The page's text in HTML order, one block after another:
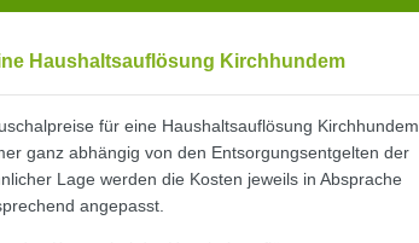
Haushaltsauflösung Kirchhundem
für eine Haushaltsauflösung Kirchhundem
ganz abhängig von den Entsorgungsentgelten der
Lage werden die Kosten jeweils in Absprache
angepasst.